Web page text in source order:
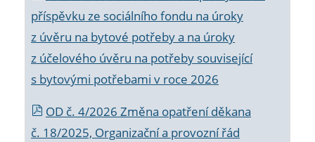
příspěvku ze sociálního fondu na úroky
z úvěru na bytové potřeby a na úroky
z účelového úvěru na potřeby související
s bytovými potřebami v roce 2026
OD č. 4/2026 Změna opatření děkana
č. 18/2025, Organizační a provozní řád